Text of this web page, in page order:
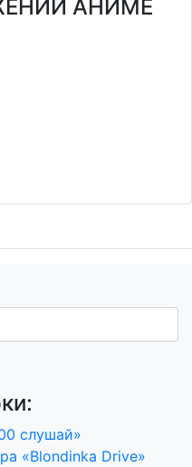
АНИМЕ
слушай»
«Blondinka Drive»